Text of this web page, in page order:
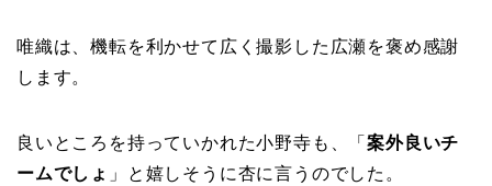
唯織は、機転を利かせて広く撮影した広瀬を褒め感謝
します。
良いところを持っていかれた小野寺も、「案外良いチ
ームでしょ 」と嬉しそうに杏に言うのでした。